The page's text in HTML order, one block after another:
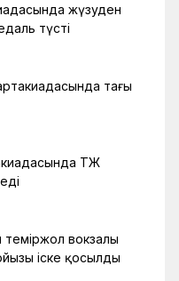
жүзуден
түсті
тағы
ҚТЖ
теміржол вокзалы
іске қосылды